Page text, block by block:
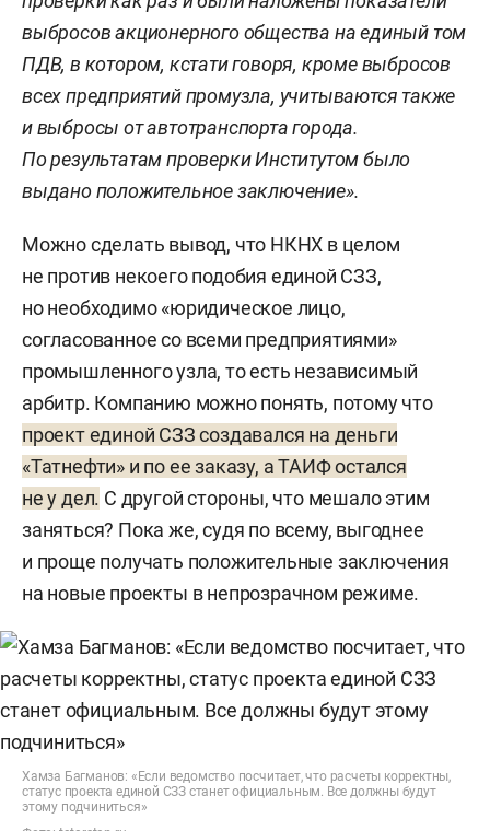
выбросов акционерного общества на единый том
ПДВ, в котором, кстати говоря, кроме выбросов
всех предприятий промузла, учитываются также
и выбросы от автотранспорта города.
По результатам проверки Институтом было
выдано положительное заключение».
Можно сделать вывод, что НКНХ в целом
не против некоего подобия единой СЗЗ,
но необходимо «юридическое лицо,
согласованное со всеми предприятиями»
промышленного узла, то есть независимый
арбитр. Компанию можно понять, потому что
проект единой СЗЗ создавался на деньги
«Татнефти» и по ее заказу, а ТАИФ остался
не у дел. С другой стороны, что мешало этим
заняться? Пока же, судя по всему, выгоднее
и проще получать положительные заключения
на новые проекты в непрозрачном режиме.
Хамза Багманов: «Если ведомство посчитает, что расчеты корректны,
статус проекта единой СЗЗ станет официальным. Все должны будут
этому подчиниться»